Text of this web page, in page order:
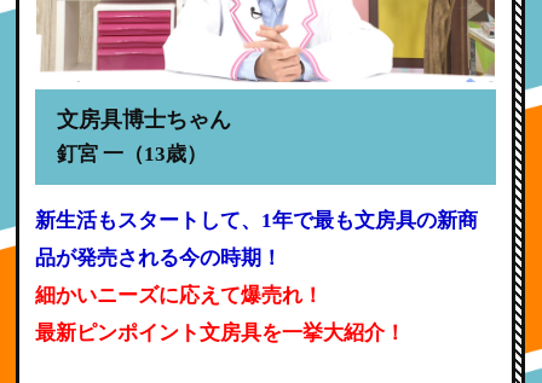
文房具博士ちゃん
釘宮 一（13歳）
新生活もスタートして、1年で最も文房具の新商
品が発売される今の時期！
細かいニーズに応えて爆売れ！
最新ピンポイント文房具を一挙大紹介！